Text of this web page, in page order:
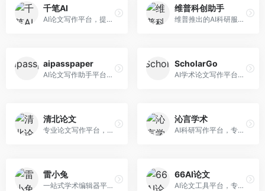
千笔AI
AI论文写作平台，提供无限改稿服务。面向高校学生和学术研究者，支持论文选题、大纲生成、内容撰写、查重修改等全流程服务，改稿次数不限，服务质量有保障。
维普科创助手
维普推出的AI科研服务平台，整合学术资源与智能写作。面向科研人员和高校师生，提供文献检索、论文写作、查重检测等一站式服务，学术资源权威可靠。
aipasspaper
AI论文写作助手平台，提供智能化的学术写作支持。面向大学生和研究人员，支持多种学科论文生成，提供参考文献管理和格式规范服务，写作效率高。
ScholarGo
AI学术论文写作平台，专注于理工科领域的逻辑构建。面向理工科研究生和科研工作者，提供公式编辑、数据分析、论文结构优化等服务，理工科写作逻辑严谨。
清北论文
专业论文写作平台，依托高校学术资源。面向本科生和研究生，提供论文指导、写作辅助、查重检测等服务，学术规范性强，适合追求高质量论文的用户。
沁言学术
AI科研写作平台，专注于学术研究辅助。面向研究生和科研工作者，提供文献分析、研究方法指导、论文撰写等服务，学术资源丰富，研究支持全面。
雷小兔
一站式学术编辑器平台，覆盖论文写作全流程。面向高校学生和科研人员，提供选题分析、文献检索、论文生成、查重降重等服务，操作流程清晰，学术写作效率显著提升。
66AI论文
AI论文工具平台，专注于高质量低查重论文生成。面向大学生和研究生，提供论文写作、降重修改等服务，生成内容原创度高，查重率低。